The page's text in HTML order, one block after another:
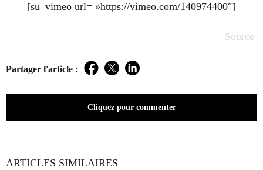
[su_vimeo url= »https://vimeo.com/140974400″]
Source
Partager l'article : Facebook
TwitterLinkedIn
Cliquez pour commenter
ARTICLES SIMILAIRES